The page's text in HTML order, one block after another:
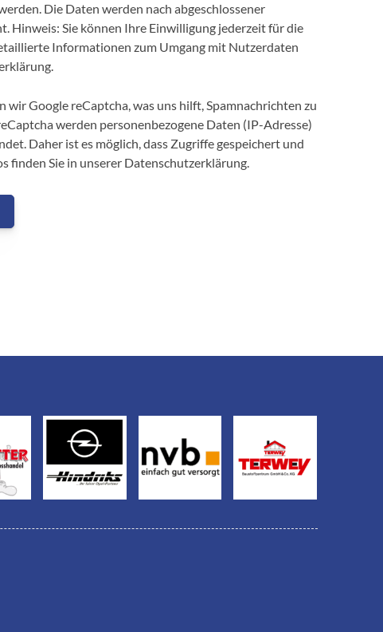
Die Daten werden nach abgeschlossener
Hinweis: Sie können Ihre Einwilligung jederzeit für die
Informationen zum Umgang mit Nutzerdaten
wir Google reCaptcha, was uns hilft, Spamnachrichten zu
werden personenbezogene Daten (IP-Adresse)
Daher ist es möglich, dass Zugriffe gespeichert und
finden Sie in unserer Datenschutzerklärung.